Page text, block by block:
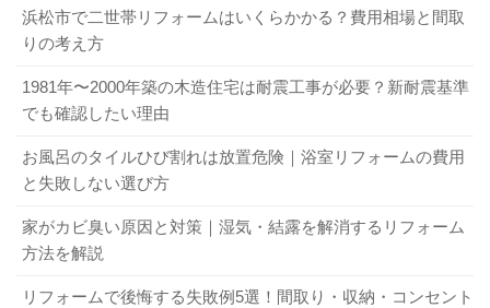
浜松市で二世帯リフォームはいくらかかる？費用相場と間取
りの考え方
1981年〜2000年築の木造住宅は耐震工事が必要？新耐震基準
でも確認したい理由
お風呂のタイルひび割れは放置危険｜浴室リフォームの費用
と失敗しない選び方
家がカビ臭い原因と対策｜湿気・結露を解消するリフォーム
方法を解説
リフォームで後悔する失敗例5選！間取り・収納・コンセント